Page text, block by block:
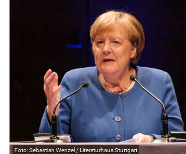
Sebastian Wenzel / Literaturhaus Stuttgart